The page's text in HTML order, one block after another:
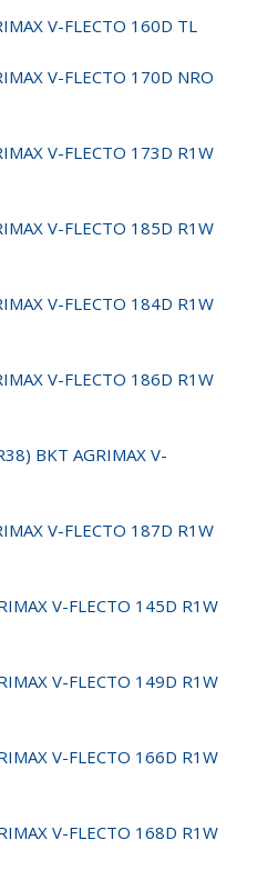
V-FLECTO 160D TL
V-FLECTO 170D NRO
V-FLECTO 173D R1W
V-FLECTO 185D R1W
V-FLECTO 184D R1W
V-FLECTO 186D R1W
BKT AGRIMAX V-
V-FLECTO 187D R1W
V-FLECTO 145D R1W
V-FLECTO 149D R1W
V-FLECTO 166D R1W
V-FLECTO 168D R1W